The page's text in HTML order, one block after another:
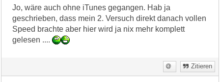
Jo, wäre auch ohne iTunes gegangen. Hab ja
geschrieben, dass mein 2. Versuch direkt danach vollen
Speed brachte aber hier wird ja nix mehr komplett
gelesen ....
Zitieren